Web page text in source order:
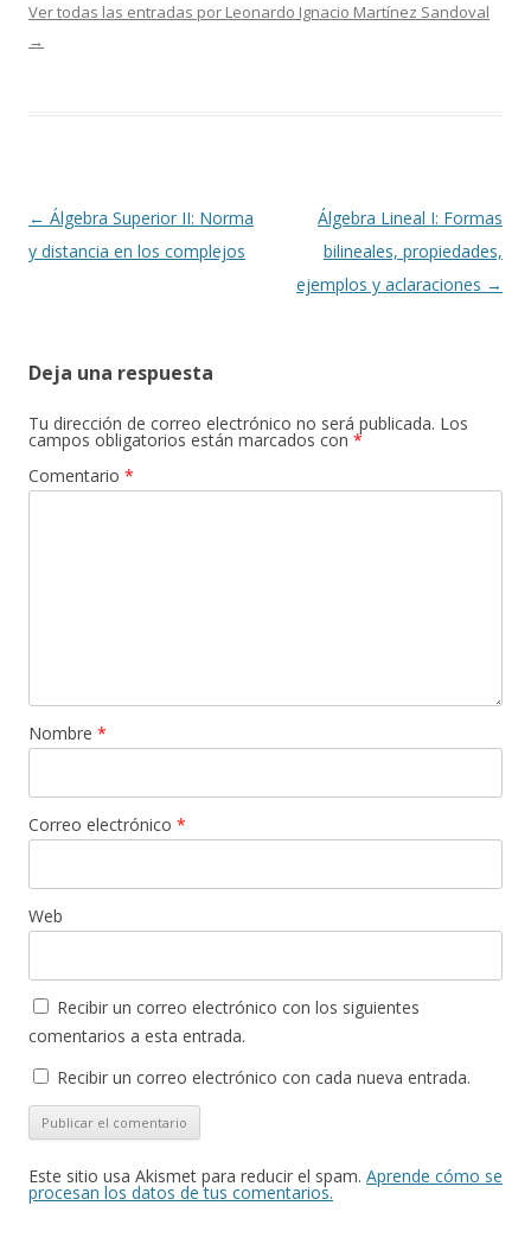
Ver todas las entradas por Leonardo Ignacio Martínez Sandoval
→
Navegación
de
← Álgebra Superior II: Norma
y distancia en los complejos
Álgebra Lineal I: Formas
bilineales, propiedades,
ejemplos y aclaraciones →
Deja una respuesta
Tu dirección de correo electrónico no será publicada. Los
campos obligatorios están marcados con *
Comentario *
Nombre *
Correo electrónico *
Web
Recibir un correo electrónico con los siguientes
comentarios a esta entrada.
Recibir un correo electrónico con cada nueva entrada.
Este sitio usa Akismet para reducir el spam. Aprende cómo se
procesan los datos de tus comentarios.